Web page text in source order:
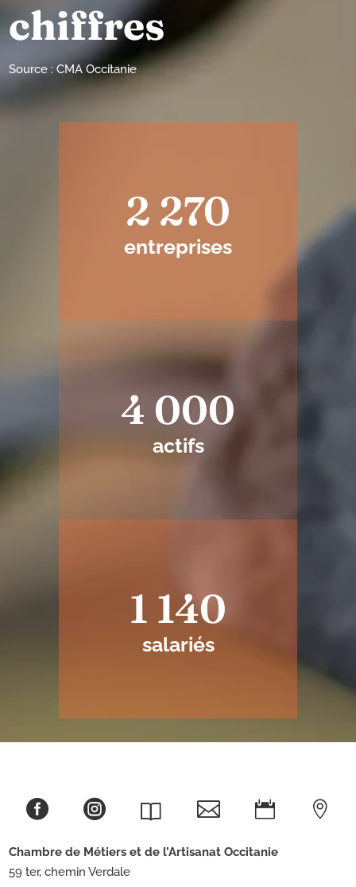
chiffres
Source : CMA Occitanie
2 270
entreprises
4 000
actifs
1 140
salariés
    
Chambre de Métiers et de l’ArtisanatOccitanie
59 ter, chemin Verdale